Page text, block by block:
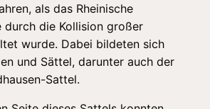
als das Rheinische
durch die Kollision großer
wurde. Dabei bildeten sich
und Sättel, darunter auch der
Sattel.